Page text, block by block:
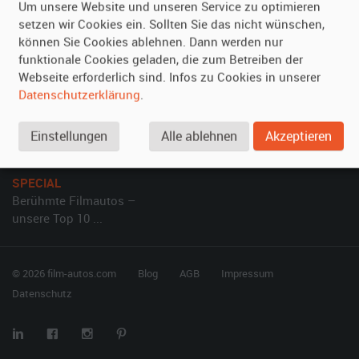
Kundenmeinungen
Service
Vermieten
Oldtimer anmelden
Fotos senden
Fragen für Vermieter
Inserat verwalten
Hilfe
Häufige Fragen (FAQ)
Kontakt
SPECIAL
Berühmte Filmautos –
unsere Top 10 ...
© 2026 film-autos.com Blog AGB
Impressum
Datenschutz
Um unsere Website und unseren Service zu optimieren
setzen wir Cookies ein. Sollten Sie das nicht wünschen,
können Sie Cookies ablehnen. Dann werden nur
funktionale Cookies geladen, die zum Betreiben der
Webseite erforderlich sind. Infos zu Cookies in unserer
Datenschutzerklärung.
Einstellungen Alle ablehnen Akzeptieren